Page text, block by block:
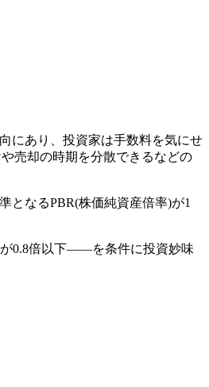
にあり、投資家は手数料を気にせ
売却の時期を分散できるなどの
となるPBR(株価純資産倍率)が1
が0.8倍以下――を条件に投資妙味